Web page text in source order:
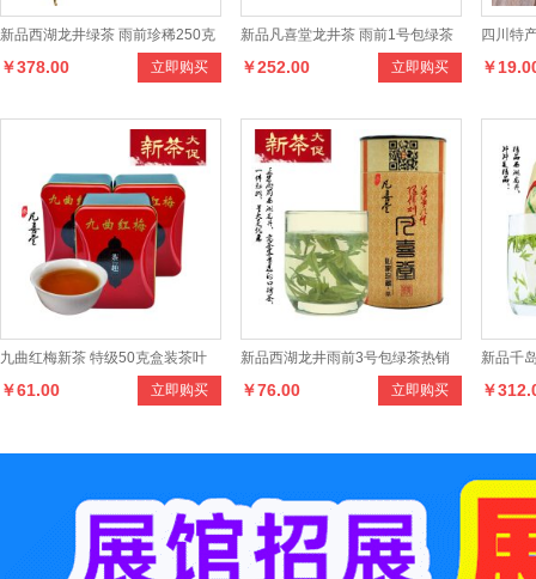
新品西湖龙井绿茶 雨前珍稀250克
老茶树传统纸包装茶叶 立即购买
￥378.00
新品凡喜堂龙井茶 雨前1号包绿茶
250克传统纸包茶叶 立即购买
￥252.00
四川特
峰
￥
九曲红梅新茶 特级50克盒装茶叶
2014新品正宗品牌红茶 立即购买
￥61.00
新品西湖龙井雨前3号包绿茶热销
100克罐装正宗茶叶 立即购买
￥76.00
新品千
250克
￥